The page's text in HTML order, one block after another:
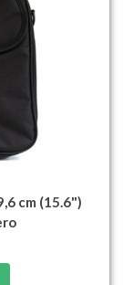
cm (15.6")